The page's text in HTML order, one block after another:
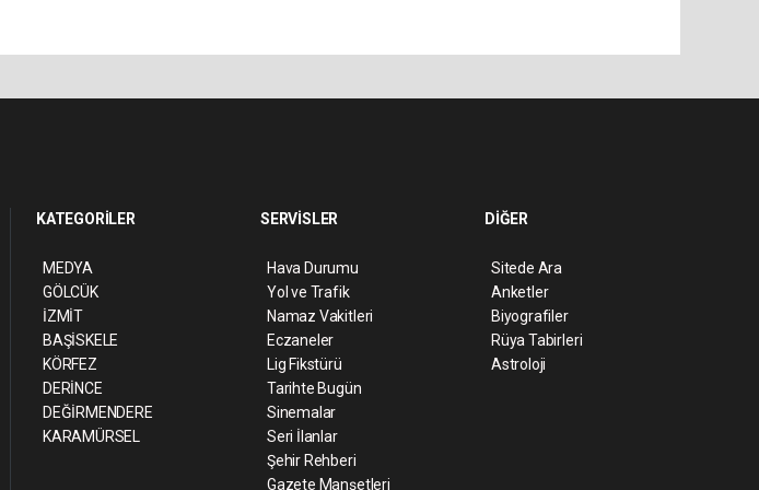
KATEGORİLER
MEDYA
GÖLCÜK
İZMİT
BAŞİSKELE
KÖRFEZ
DERİNCE
DEĞİRMENDERE
KARAMÜRSEL
SERVİSLER
Hava Durumu
Yol ve Trafik
Namaz Vakitleri
Eczaneler
Lig Fikstürü
Tarihte Bugün
Sinemalar
Seri İlanlar
Şehir Rehberi
Gazete Manşetleri
DİĞER
Sitede Ara
Anketler
Biyografiler
Rüya Tabirleri
Astroloji